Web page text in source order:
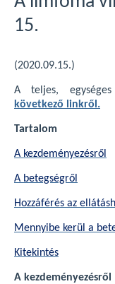
15.
(2020.09.15.)
A teljes,
következő linkről.
Tartalom
A kezdeményezésről
A betegségről
Hozzáférés az
Mennyibe kerül a
Kitekintés
A kezdeményezésről